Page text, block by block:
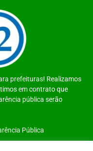
prefeituras! Realizamos
em contrato que
pública serão
Pública